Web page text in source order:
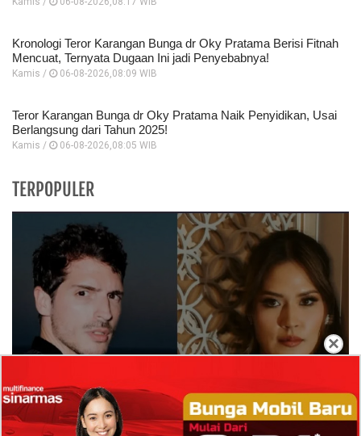
×
Kronologi Teror Karangan Bunga dr Oky Pratama Berisi Fitnah
Mencuat, Ternyata Dugaan Ini jadi Penyebabnya!
Kamis / 06-08-2026,08:09 WIB
Teror Karangan Bunga dr Oky Pratama Naik Penyidikan, Usai
Berlangsung dari Tahun 2025!
Kamis / 06-08-2026,08:05 WIB
TERPOPULER
Isi Komentar Raisa Andriana di TikTok Mathis
Molinie Terkuak, Diduga jadi Isyarat Go
Publik?